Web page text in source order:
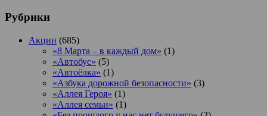
Рубрики
Акции (685)
«8 Марта – в каждый дом» (1)
«Автобус» (5)
«Автоёлка» (1)
«Азбука дорожной безопасности» (3)
«Аллея Героя» (1)
«Аллея семьи» (1)